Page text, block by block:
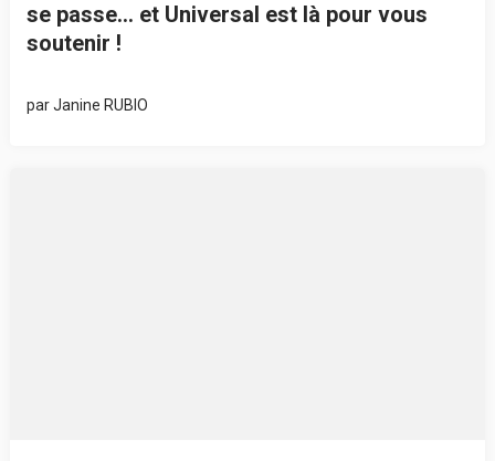
se passe… et Universal est là pour vous
soutenir !
parJanine RUBIO